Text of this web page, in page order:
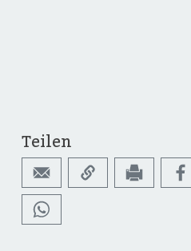
Teilen